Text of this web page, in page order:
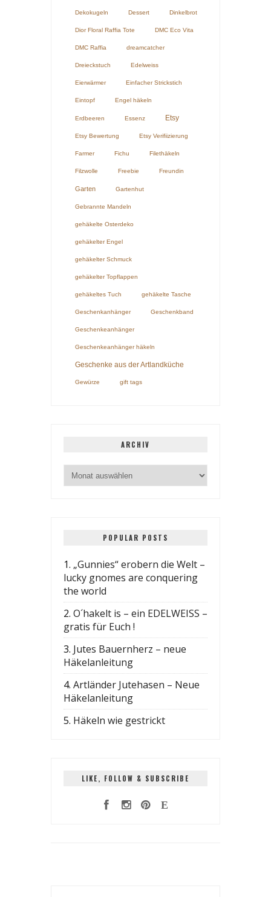
Dekokugeln Dessert Dinkelbrot
Dior Floral Raffia Tote DMC Eco Vita
DMC Raffia dreamcatcher
Dreieckstuch Edelweiss
Eierwärmer Einfacher Strickstich
Eintopf Engel häkeln
Erdbeeren Essenz Etsy
Etsy Bewertung Etsy Verifiizierung
Farmer Fichu Filethäkeln
Filzwolle Freebie Freundin
Garten Gartenhut
Gebrannte Mandeln
gehäkelte Osterdeko
gehäkelter Engel
gehäkelter Schmuck
gehäkelter Topflappen
gehäkeltes Tuch gehäkelte Tasche
Geschenkanhänger Geschenkband
Geschenkeanhänger
Geschenkeanhänger häkeln
Geschenke aus der Artlandküche
Gewürze gift tags
ARCHIV
POPULAR POSTS
1. „Gunnies“ erobern die Welt –
lucky gnomes are conquering
the world
2. O´hakelt is – ein EDELWEISS –
gratis für Euch !
3. Jutes Bauernherz – neue
Häkelanleitung
4. Artländer Jutehasen – Neue
Häkelanleitung
5. Häkeln wie gestrickt
LIKE, FOLLOW & SUBSCRIBE